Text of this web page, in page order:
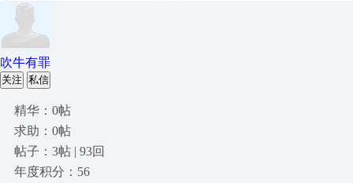
吹牛有罪
关注 私信
精华：0帖
求助：0帖
帖子：3帖 | 93回
年度积分：56